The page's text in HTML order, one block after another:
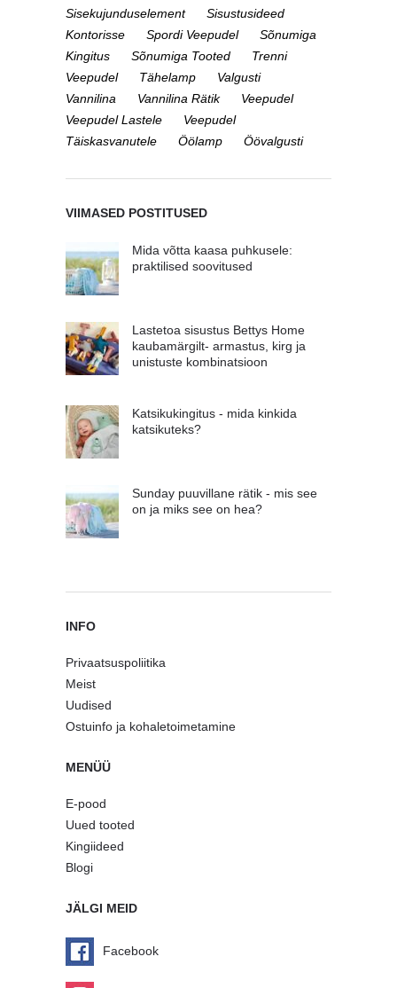
Sisekujunduselement
Sisustusideed
Kontorisse
Spordi Veepudel
Sõnumiga
Kingitus
Sõnumiga Tooted
Trenni
Veepudel
Tähelamp
Valgusti
Vannilina
Vannilina Rätik
Veepudel
Veepudel Lastele
Veepudel
Täiskasvanutele
Öölamp Öövalgusti
VIIMASED POSTITUSED
Mida võtta kaasa puhkusele:
praktilised soovitused
Lastetoa sisustus Bettys Home
kaubamärgilt- armastus, kirg ja
unistuste kombinatsioon
Katsikukingitus - mida kinkida
katsikuteks?
Sunday puuvillane rätik - mis see
on ja miks see on hea?
INFO
Privaatsuspoliitika
Meist
Uudised
Ostuinfo ja kohaletoimetamine
MENÜÜ
E-pood
Uued tooted
Kingiideed
Blogi
JÄLGI MEID
Facebook